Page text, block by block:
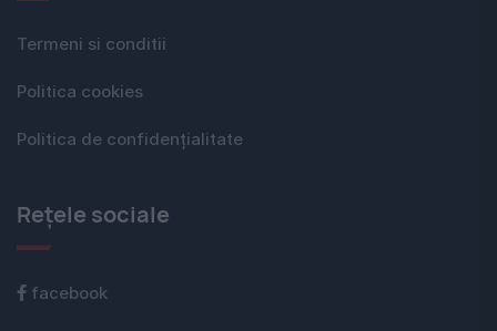
Termeni si conditii
Politica cookies
Politica de confidențialitate
Rețele sociale
facebook